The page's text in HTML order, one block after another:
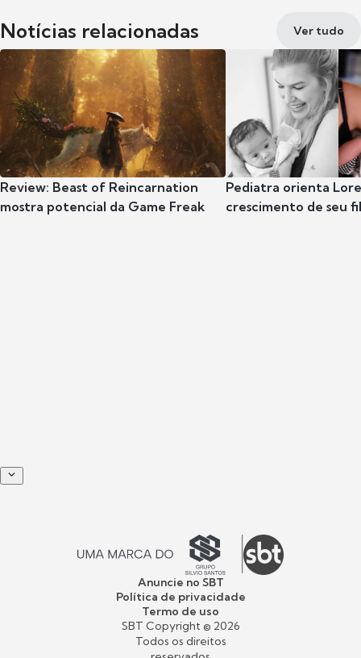
Notícias relacionadas Ver tudo
Review: Beast of Reincarnation
mostra potencial da Game Freak
Pediatra orienta
crescimento de seu
Anuncie no SBT
Política de privacidade
Termo de uso
SBT Copyright © 2026
Todos os direitos